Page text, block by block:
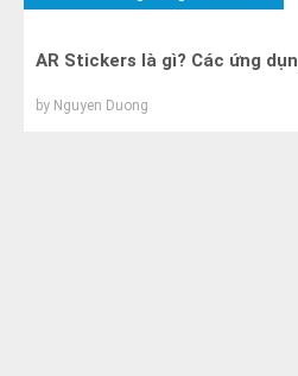
AR Stickers là gì? Các ứng
by Nguyen Duong